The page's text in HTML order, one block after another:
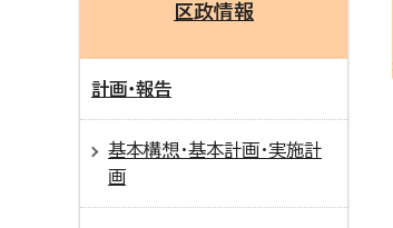
区政情報
計画・報告
基本構想・基本計画・実施計
画